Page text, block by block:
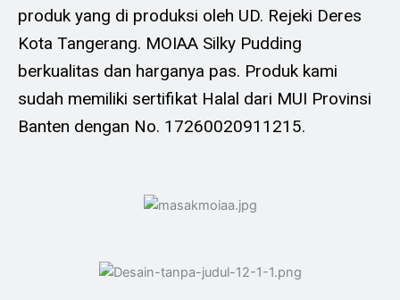
produk yang di produksi oleh UD. Rejeki Deres
Kota Tangerang. MOIAA Silky Pudding
berkualitas dan harganya pas. Produk kami
sudah memiliki sertifikat Halal dari MUI Provinsi
Banten dengan No. 17260020911215.